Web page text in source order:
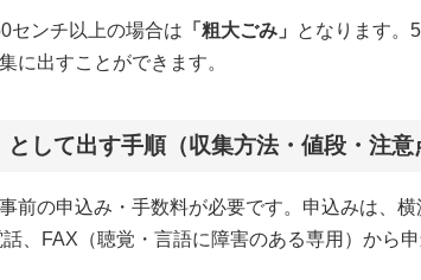
センチ以上の場合は 「粗大ごみ」
となります。
に出すことができます。
して出す手順（収集方法・値段・注意
前の申込み・手数料が必要です。申込みは、
、FAX（聴覚・言語に障害のある専用）から